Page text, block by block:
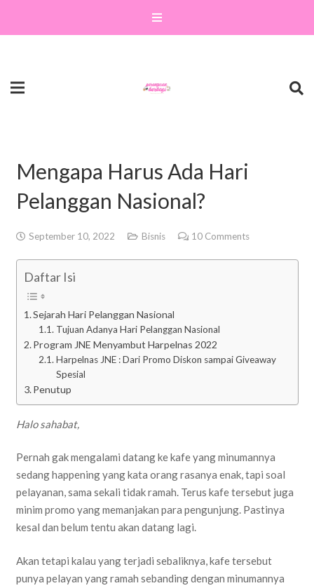
Mengapa Harus Ada Hari
Pelanggan Nasional?
September 10, 2022 Bisnis 10 Comments
Daftar Isi
Sejarah Hari Pelanggan Nasional
Tujuan Adanya Hari Pelanggan Nasional
Program JNE Menyambut Harpelnas 2022
Harpelnas JNE : Dari Promo Diskon sampai Giveaway
Spesial
Penutup
Halo sahabat,
Pernah gak mengalami datang ke kafe yang minumannya
sedang happening yang kata orang rasanya enak, tapi soal
pelayanan, sama sekali tidak ramah. Terus kafe tersebut juga
minim promo yang memanjakan para pengunjung. Pastinya
kesal dan belum tentu akan datang lagi.
Akan tetapi kalau yang terjadi sebaliknya, kafe tersebut
punya pelayan yang ramah sebanding dengan minumannya